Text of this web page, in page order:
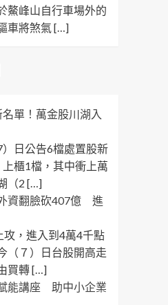
鰲峰山自行車場外的
車將煞氣 […]
單！萬金股川湖入
日公告6檔處置股新
櫃1檔，其中衝上萬
（2 […]
資翻臉砍407億 進
，進入到4萬4千點
（７）日台股開高走
買轉 […]
能講座 助中小企業